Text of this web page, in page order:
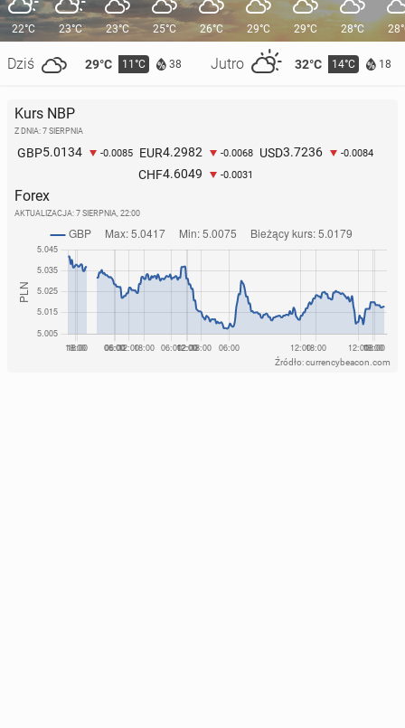
22°C
Dziś 29°C 11°C 38 Jutro 32°C 14°C 18
23°C 23°C 25°C 26°C 29°C 29°C 28°C
Kurs NBP
Z DNIA: 7 SIERPNIA
GBP5.0134 -0.0085 EUR4.2982 -0.0068 USD3.7236 -0.0084
CHF4.6049 -0.0031
Forex
AKTUALIZACJA: 7 SIERPNIA, 22:00
Źródło: currencybeacon.com